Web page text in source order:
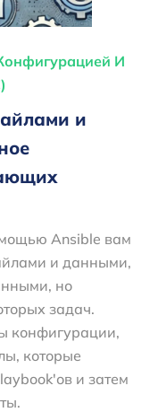
И
и
Ansible вам
и данными,
но
задач.
конфигурации,
которые
и затем